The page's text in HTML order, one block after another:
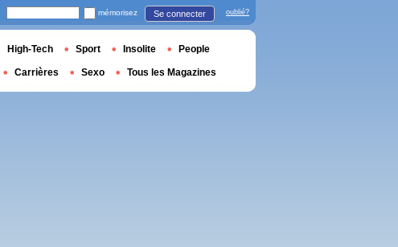
mémorisez Se connecter oublié?
High-Tech Sport Insolite People
Carrières Sexo Tous les Magazines